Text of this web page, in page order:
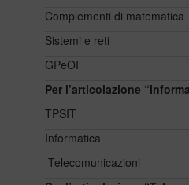
Complementi di matematica
Sistemi e reti
GPeOI
Per l’articolazione
TPSIT
Informatica
Telecomunicazioni